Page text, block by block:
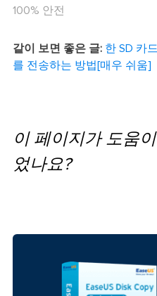
100% 안전
같이 보면 좋은 글: 한 SD 카
를 전송하는 방법[매우 쉬움]
이 페이지가 도움
었나요?